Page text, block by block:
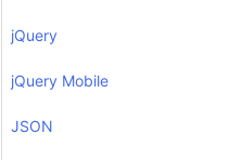
jQuery
jQuery Mobile
JSON